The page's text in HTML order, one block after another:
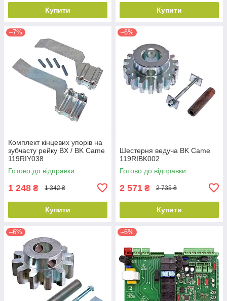
Купити Купити
–7%
Комплект кінцевих упорів на
зубчасту рейку BX / BK Came
119RIY038
Готово до відправки
1 248 ₴ 1 342 ₴
Купити
–6%
Шестерня ведуча BK Came
119RIBK002
Готово до відправки
2 571 ₴ 2 735 ₴
Купити
–6% –6%